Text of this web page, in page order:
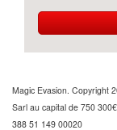
Magic Evasion. Copyright
Sarl au capital de 750
388 51 149 00020